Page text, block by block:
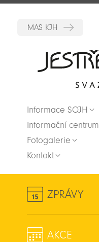
Informace SOJH
Informační centrum
Fotogalerie
Kontakt
ZPRÁVY
AKCE